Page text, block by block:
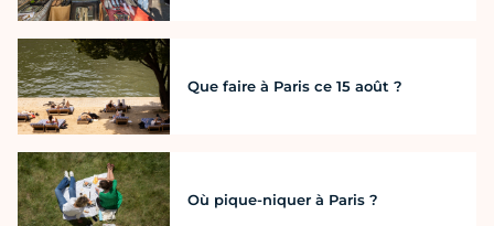
Que faire à Paris ce 15 août ?
Où pique-niquer à Paris ?